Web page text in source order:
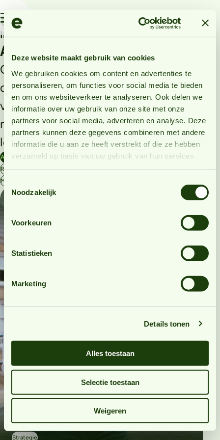
Deze website maakt gebruik van cookies
We gebruiken cookies om content en advertenties te
personaliseren, om functies voor social media te bieden
en om ons websiteverkeer te analyseren. Ook delen we
informatie over uw gebruik van onze site met onze
partners voor social media, adverteren en analyse. Deze
partners kunnen deze gegevens combineren met andere
informatie die u aan ze heeft verstrekt of die ze hebben
verzameld op basis van uw gebruik van hun services.
Toestemmingsselectie
Noodzakelijk
Voorkeuren
Statistieken
Marketing
Details tonen
Alles toestaan
Selectie toestaan
Weigeren
Home Vacatures
Inzichten
Alle inzichten op één plek
Ontdek de laatste trends,
diepgaande blogs en inspirerende
verhalen. Hier delen we alles wat je
moet weten om voorop te blijven
lopen in jouw vakgebied.
Alle Categorieën StrategieDesign Branding Development Maatwerk
RecruitmentWebapplicatieEmployer brandingProjectmanagement
Marketing
Strategie